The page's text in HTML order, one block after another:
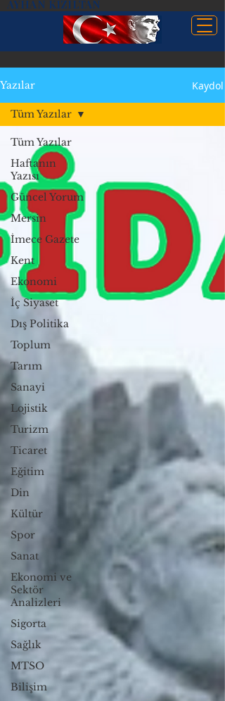
AYHAN KIZILTAN
Yazılar Kaydol
Tüm Yazılar
Haftanın
Yazısı
Güncel Yorum
Mersin
İmece Gazete
Kent
Ekonomi
İç Siyaset
Dış Politika
Toplum
Tarım
Sanayi
Lojistik
Turizm
Ticaret
Eğitim
Din
Kültür
Spor
Sanat
Ekonomi ve
Sektör
Analizleri
Sigorta
Sağlık
MTSO
Bilişim
Tüm Yazılar